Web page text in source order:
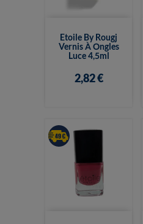
Etoile By Rougj
Vernis À Ongles
Luce 4,5ml
2,82 €